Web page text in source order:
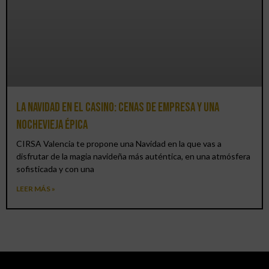
La Navidad en el Casino: cenas de empresa y una
Nochevieja épica
CIRSA Valencia te propone una Navidad en la que vas a
disfrutar de la magia navideña más auténtica, en una atmósfera
sofisticada y con una
LEER MÁS »